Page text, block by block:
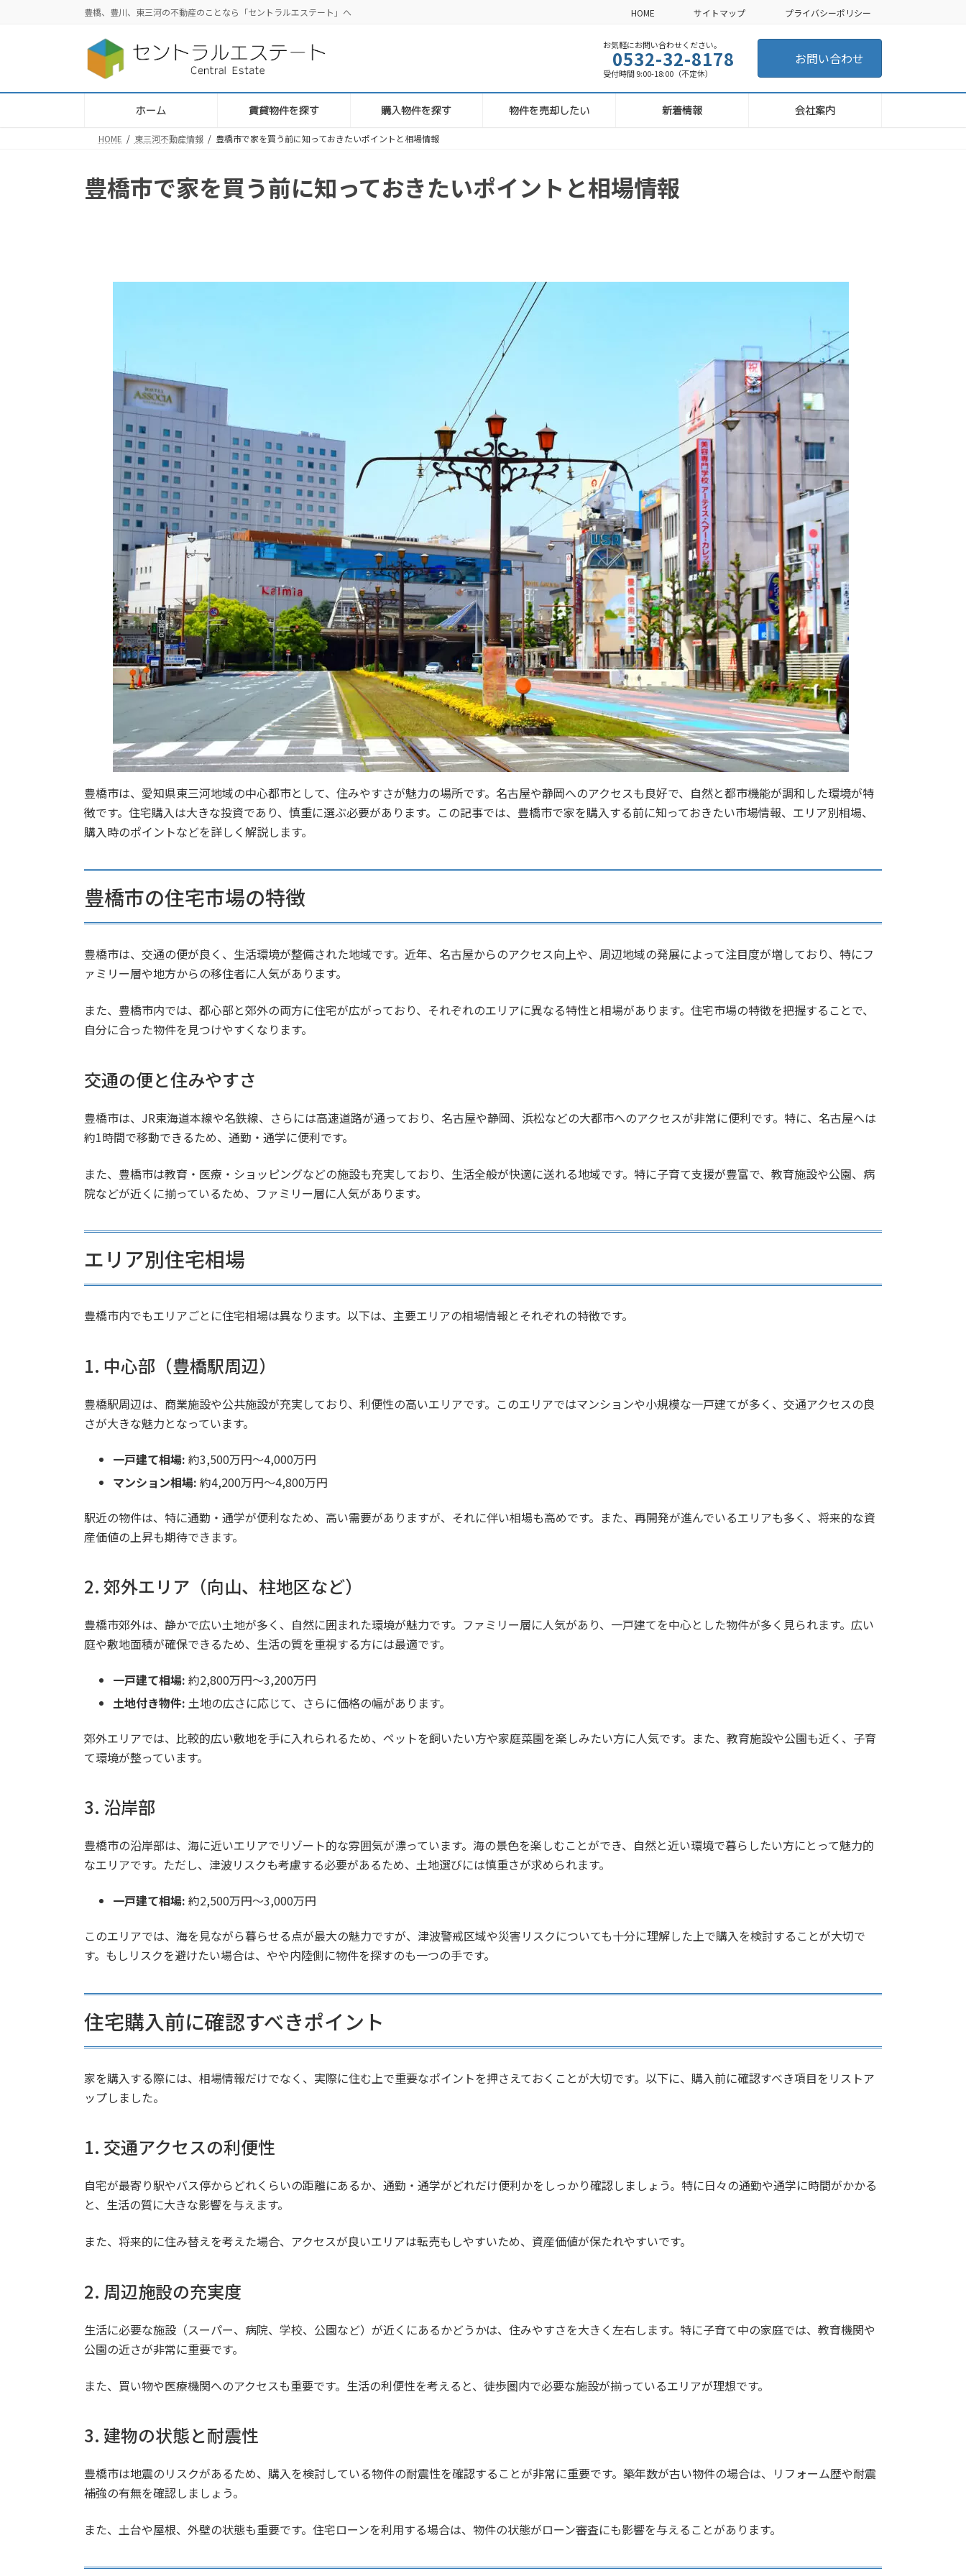
へ
ョ
豊橋、豊川、東三河の不動産のことなら「セントラルエステート」へ HOME サイトマップ プライバシーポリシー
お気軽にお問い合わせください。
0532-32-8178
受付時間 9:00-18:00（不定休）
お問い合わせ
ホーム 賃貸物件を探す 購入物件を探す 物件を売却したい 新着情報 会社案内
HOME 東三河不動産情報 豊橋市で家を買う前に知っておきたいポイントと相場情報
豊橋市で家を買う前に知っておきたいポイントと相場情報
豊橋市は、愛知県東三河地域の中心都市として、住みやすさが魅力の場所です。名古屋や静岡へのアクセスも良好で、自然と都市機能が調和した環境が特
徴です。住宅購入は大きな投資であり、慎重に選ぶ必要があります。この記事では、豊橋市で家を購入する前に知っておきたい市場情報、エリア別相場、
購入時のポイントなどを詳しく解説します。
豊橋市の住宅市場の特徴
豊橋市は、交通の便が良く、生活環境が整備された地域です。近年、名古屋からのアクセス向上や、周辺地域の発展によって注目度が増しており、特にフ
ァミリー層や地方からの移住者に人気があります。
また、豊橋市内では、都心部と郊外の両方に住宅が広がっており、それぞれのエリアに異なる特性と相場があります。住宅市場の特徴を把握することで、
自分に合った物件を見つけやすくなります。
交通の便と住みやすさ
豊橋市は、JR東海道本線や名鉄線、さらには高速道路が通っており、名古屋や静岡、浜松などの大都市へのアクセスが非常に便利です。特に、名古屋へは
約1時間で移動できるため、通勤・通学に便利です。
また、豊橋市は教育・医療・ショッピングなどの施設も充実しており、生活全般が快適に送れる地域です。特に子育て支援が豊富で、教育施設や公園、病
院などが近くに揃っているため、ファミリー層に人気があります。
エリア別住宅相場
豊橋市内でもエリアごとに住宅相場は異なります。以下は、主要エリアの相場情報とそれぞれの特徴です。
1. 中心部（豊橋駅周辺）
豊橋駅周辺は、商業施設や公共施設が充実しており、利便性の高いエリアです。このエリアではマンションや小規模な一戸建てが多く、交通アクセスの良
さが大きな魅力となっています。
一戸建て相場: 約3,500万円～4,000万円
マンション相場: 約4,200万円～4,800万円
駅近の物件は、特に通勤・通学が便利なため、高い需要がありますが、それに伴い相場も高めです。また、再開発が進んでいるエリアも多く、将来的な資
産価値の上昇も期待できます。
2. 郊外エリア（向山、柱地区など）
豊橋市郊外は、静かで広い土地が多く、自然に囲まれた環境が魅力です。ファミリー層に人気があり、一戸建てを中心とした物件が多く見られます。広い
庭や敷地面積が確保できるため、生活の質を重視する方には最適です。
一戸建て相場: 約2,800万円～3,200万円
土地付き物件: 土地の広さに応じて、さらに価格の幅があります。
郊外エリアでは、比較的広い敷地を手に入れられるため、ペットを飼いたい方や家庭菜園を楽しみたい方に人気です。また、教育施設や公園も近く、子育
て環境が整っています。
3. 沿岸部
豊橋市の沿岸部は、海に近いエリアでリゾート的な雰囲気が漂っています。海の景色を楽しむことができ、自然と近い環境で暮らしたい方にとって魅力的
なエリアです。ただし、津波リスクも考慮する必要があるため、土地選びには慎重さが求められます。
一戸建て相場: 約2,500万円～3,000万円
このエリアでは、海を見ながら暮らせる点が最大の魅力ですが、津波警戒区域や災害リスクについても十分に理解した上で購入を検討することが大切で
す。もしリスクを避けたい場合は、やや内陸側に物件を探すのも一つの手です。
住宅購入前に確認すべきポイント
家を購入する際には、相場情報だけでなく、実際に住む上で重要なポイントを押さえておくことが大切です。以下に、購入前に確認すべき項目をリストア
ップしました。
1. 交通アクセスの利便性
自宅が最寄り駅やバス停からどれくらいの距離にあるか、通勤・通学がどれだけ便利かをしっかり確認しましょう。特に日々の通勤や通学に時間がかかる
と、生活の質に大きな影響を与えます。
また、将来的に住み替えを考えた場合、アクセスが良いエリアは転売もしやすいため、資産価値が保たれやすいです。
2. 周辺施設の充実度
生活に必要な施設（スーパー、病院、学校、公園など）が近くにあるかどうかは、住みやすさを大きく左右します。特に子育て中の家庭では、教育機関や
公園の近さが非常に重要です。
また、買い物や医療機関へのアクセスも重要です。生活の利便性を考えると、徒歩圏内で必要な施設が揃っているエリアが理想です。
3. 建物の状態と耐震性
豊橋市は地震のリスクがあるため、購入を検討している物件の耐震性を確認することが非常に重要です。築年数が古い物件の場合は、リフォーム歴や耐震
補強の有無を確認しましょう。
また、土台や屋根、外壁の状態も重要です。住宅ローンを利用する場合は、物件の状態がローン審査にも影響を与えることがあります。